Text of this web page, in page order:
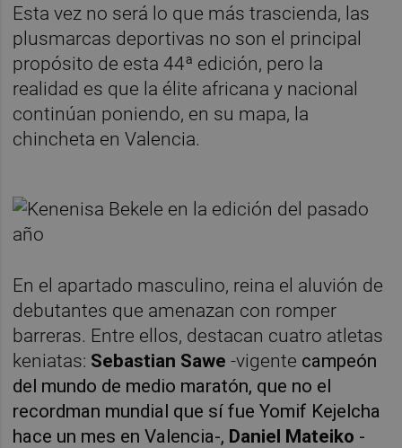
Esta vez no será lo que más trascienda, las
plusmarcas deportivas no son el principal
propósito de esta 44ª edición, pero la
realidad es que la élite africana y nacional
continúan poniendo, en su mapa, la
chincheta en Valencia.
En el apartado masculino, reina el aluvión de
debutantes que amenazan con romper
barreras. Entre ellos, destacan cuatro atletas
keniatas: Sebastian Sawe-vigente campeón
del mundo de medio maratón, que no el
recordman mundial que sí fue Yomif Kejelcha
hace un mes en Valencia-, Daniel Mateiko -